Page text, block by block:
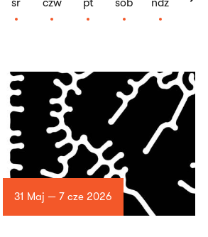
śr
czw
pt
sob
ndz
31 Maj — 7 cze 2026